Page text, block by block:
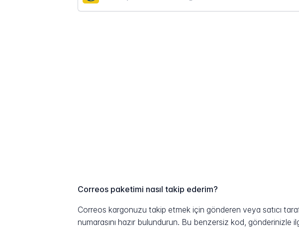
Correos paketimi nasıl takip ederim?
Correos kargonuzu takip etmek için gönderen veya satıcı
numarasını hazır bulundurun. Bu benzersiz kod, gönderinizle